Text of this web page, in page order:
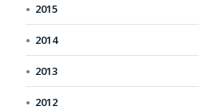
2015
2014
2013
2012